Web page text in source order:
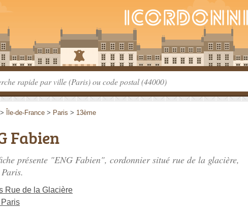
> Île-de-France > Paris > 13ème
Fabien
présente "ENG Fabien", cordonnier situé rue de la glacière,
Rue de la Glacière